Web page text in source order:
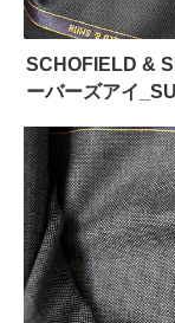
SCHOFIELD &
ーバーズアイ